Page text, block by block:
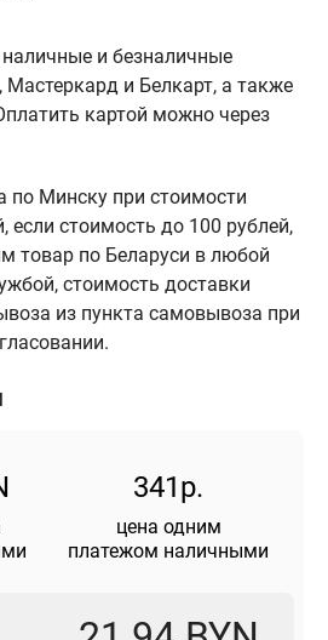
и безналичные
Мастеркард и Белкарт, а также
картой можно через
по Минску при стоимости
если стоимость до 100 рублей,
товар по Беларуси в любой
стоимость доставки
из пункта самовывоза при
341р.
цена одним
платежом наличными